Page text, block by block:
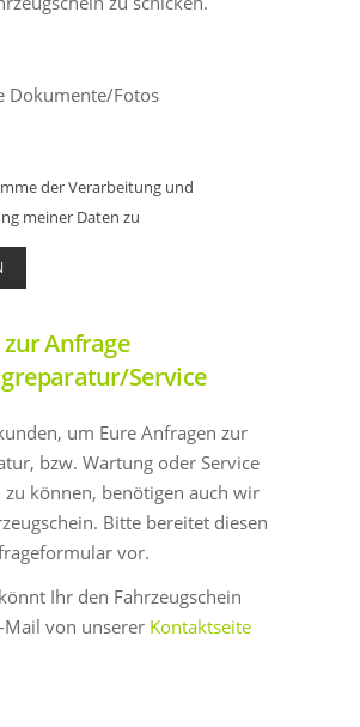
Dokumente/Fotos
der Verarbeitung und
meiner Daten zu
Anfrage
Service
um Eure Anfragen zur
bzw. Wartung oder Service
zu können, benötigen auch wir
Bitte bereitet diesen
vor.
Ihr den Fahrzeugschein
Mail von unserer Kontaktseite